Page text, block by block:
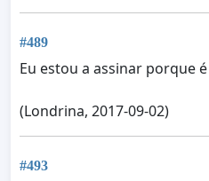
#489
Eu estou a assinar porque
(Londrina, 2017-09-02)
#493